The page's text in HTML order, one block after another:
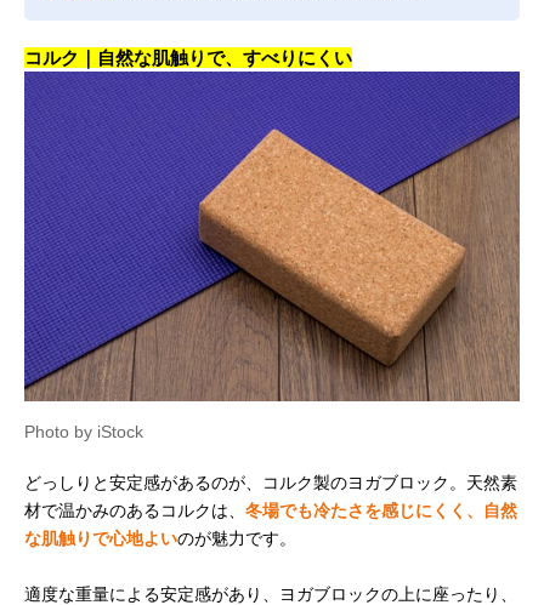
コルク｜自然な肌触りで、すべりにくい
Photo by iStock
どっしりと安定感があるのが、コルク製のヨガブロック。天然素
材で温かみのあるコルクは、 冬場でも冷たさを感じにくく、自然
な肌触りで心地よいのが魅力です。
適度な重量による安定感があり、ヨガブロックの上に座ったり、